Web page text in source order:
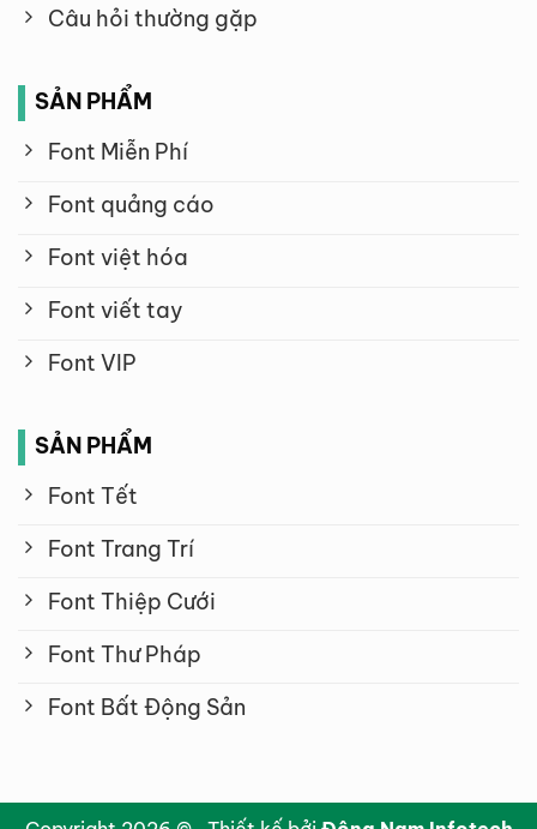
Câu hỏi thường gặp
SẢN PHẨM
Font Miễn Phí
Font quảng cáo
Font việt hóa
Font viết tay
Font VIP
SẢN PHẨM
Font Tết
Font Trang Trí
Font Thiệp Cưới
Font Thư Pháp
Font Bất Động Sản